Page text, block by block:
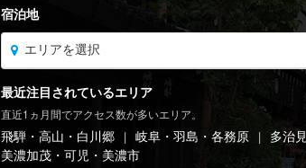
宿泊地
エリアを選択
北海道
関東
最近注目されているエリア
直近1ヵ月間でアクセス数が多いエリア。
飛騨・高山・白川郷 岐阜・羽島・各務原 多治
美濃加茂・可児・美濃市